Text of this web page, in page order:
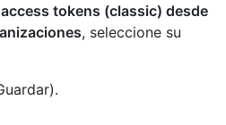
tokens (classic) desde
, seleccione su